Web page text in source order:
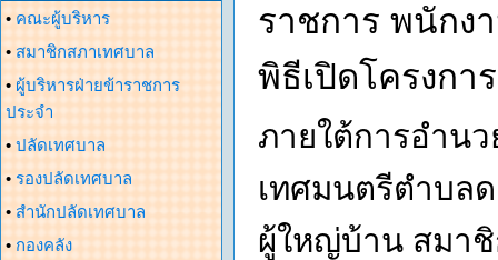
• คณะผู้บริหาร
• สมาชิกสภาเทศบาล
• ผู้บริหารฝ่ายข้าราชการ
ประจำ
• ปลัดเทศบาล
• รองปลัดเทศบาล
• สำนักปลัดเทศบาล
• กองคลัง
ราชการ พนักง
พิธีเปิดโครงการ
ภายใต้การอำน
เทศมนตรีตำบล
ผู้ใหญ่บ้าน สมา